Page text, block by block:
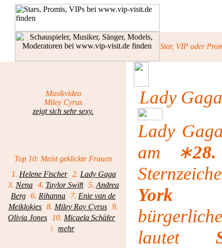
Star, VIP oder
Musikvideo
Miley Cyrus
zeigt sich sehr sexy.
Top 10: Meist geklickte Frauen
1. Helene Fischer 2. Lady Gaga
3. Nena 4. Taylor Swift 5. Andrea
Berg 6. Rihanna 7. Enie van de
Meiklokjes 8. Miley Ray Cyrus 9.
Olivia Jones
10. Micaela Schäfer
|
mehr
Lady Gaga
Lady
am
∗
York
lautet